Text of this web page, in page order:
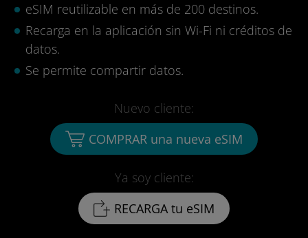
eSIM reutilizable en más de 200 destinos.
Recarga en la aplicación sin Wi-Fi ni créditos de
datos.
Se permite compartir datos.
Ya soy cliente:
RECARGA tu eSIM
Nuevo cliente:
COMPRAR una nueva eSIM